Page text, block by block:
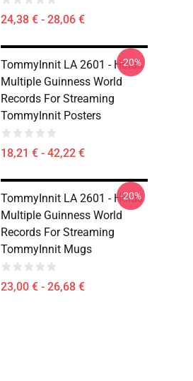
24,38 € - 28,06 €
TommyInnit LA 2601 - Holds
Multiple Guinness World
Records For Streaming
TommyInnit Posters
18,21 € - 42,22 €
-20%
TommyInnit LA 2601 - Holds
Multiple Guinness World
Records For Streaming
TommyInnit Mugs
23,00 € - 26,68 €
-20%